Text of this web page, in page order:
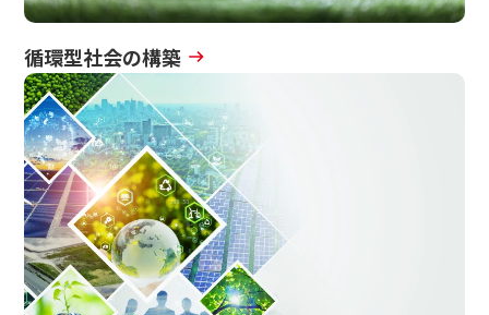
循環型社会の構築